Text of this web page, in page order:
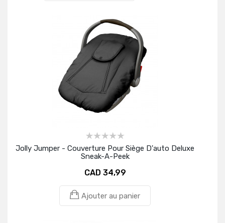
Jolly Jumper - Couverture Pour Siège D'auto Deluxe
Sneak-A-Peek
CAD 34,99
Ajouter au panier